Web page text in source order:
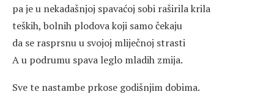
pa je u nekadašnjoj spavaćoj sobi raširila krila
teških, bolnih plodova koji samo čekaju
da se rasprsnu u svojoj mliječnoj strasti
A u podrumu spava leglo mladih zmija.
Sve te nastambe prkose godišnjim dobima.